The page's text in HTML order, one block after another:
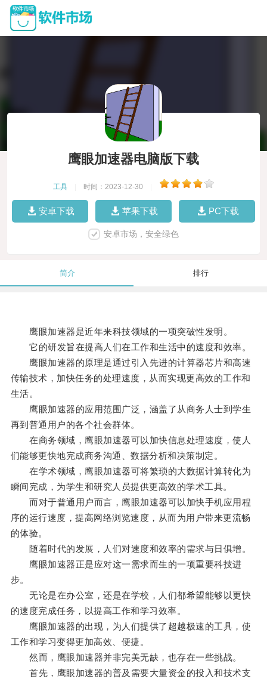
鹰眼加速器电脑版下载
工具 时间：2023-12-30
安卓下载 苹果下载 PC下载
安卓市场，安全绿色
简介 排行
鹰眼加速器是近年来科技领域的一项突破性发明。
它的研发旨在提高人们在工作和生活中的速度和效率。
鹰眼加速器的原理是通过引入先进的计算器芯片和高速
传输技术，加快任务的处理速度，从而实现更高效的工作和
生活。
鹰眼加速器的应用范围广泛，涵盖了从商务人士到学生
再到普通用户的各个社会群体。
在商务领域，鹰眼加速器可以加快信息处理速度，使人
们能够更快地完成商务沟通、数据分析和决策制定。
在学术领域，鹰眼加速器可将繁琐的大数据计算转化为
瞬间完成，为学生和研究人员提供更高效的学术工具。
而对于普通用户而言，鹰眼加速器可以加快手机应用程
序的运行速度，提高网络浏览速度，从而为用户带来更流畅
的体验。
随着时代的发展，人们对速度和效率的需求与日俱增。
鹰眼加速器正是应对这一需求而生的一项重要科技进
步。
无论是在办公室，还是在学校，人们都希望能够以更快
的速度完成任务，以提高工作和学习效率。
鹰眼加速器的出现，为人们提供了超越极速的工具，使
工作和学习变得更加高效、便捷。
然而，鹰眼加速器并非完美无缺，也存在一些挑战。
首先，鹰眼加速器的普及需要大量资金的投入和技术支